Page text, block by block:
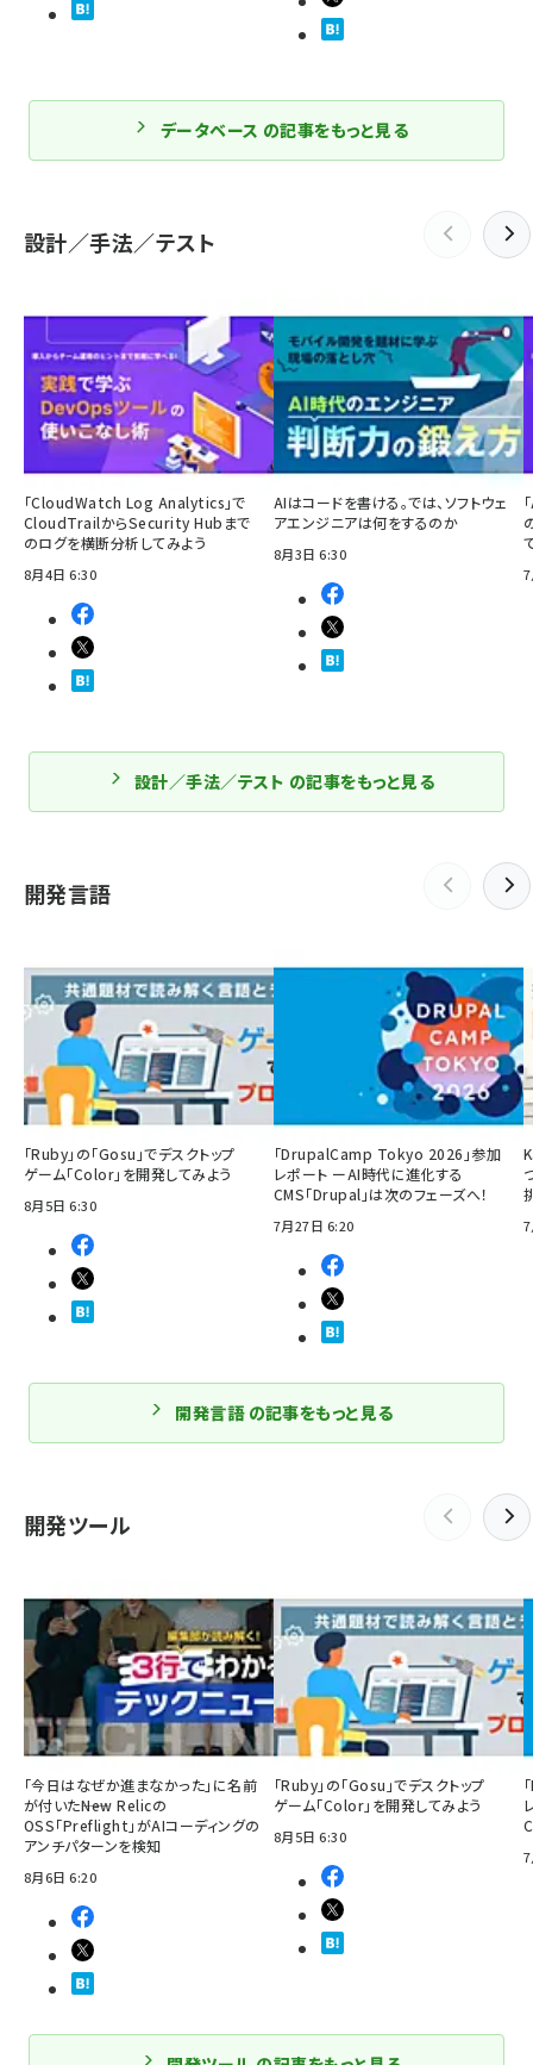
データベース の記事をもっと見る
設計／手法／テスト
「CloudWatch Log Analytics」で
CloudTrailからSecurity Hubまで
のログを横断分析してみよう
8月4日 6:30
AIはコードを書ける。では、ソフトウェ
アエンジニアは何をするのか
8月3日 6:30
設計／手法／テスト の記事をもっと見る
開発言語
「Ruby」の「Gosu」でデスクトップ
ゲーム「Color」を開発してみよう
8月5日 6:30
「DrupalCamp Tokyo 2026」参加
レポート ーAI時代に進化する
CMS「Drupal」は次のフェーズへ！
7月27日 6:20
開発言語 の記事をもっと見る
開発ツール
「今日はなぜか進まなかった」に名前
が付いた――New Relicの
OSS「Preflight」がAIコーディングの
アンチパターンを検知
8月6日 6:20
「Ruby」の「Gosu」でデスクトップ
ゲーム「Color」を開発してみよう
8月5日 6:30